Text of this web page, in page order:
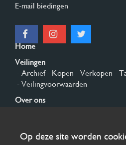
E-mail biedingen
Home
Veilingen
- Archief- Kopen - Verkopen -
- Veilingvoorwaarden
Over ons
Aanmelden
Op deze site worden